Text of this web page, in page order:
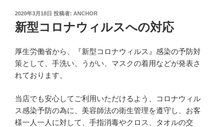
投
稿
日:
2020年3月18日 投稿者: ANCHOR
新型コロナウィルスへの対応
厚生労働省から、『新型コロナウィルス』感染の予防対
策として、手洗い、うがい、マスクの着用などが発表さ
れております。
当店でも安心してご利用いただけるよう、コロナウィル
ス感染予防の為に、美容師法の衛生管理を遵守し、お客
様一人一人に対して、手指消毒やクロス、タオルの交